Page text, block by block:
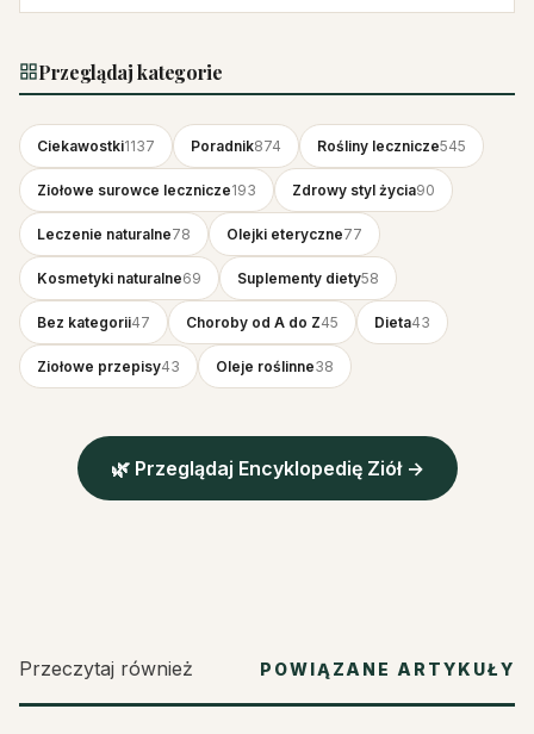
Przeglądaj kategorie
Ciekawostki1137 Poradnik874 Rośliny lecznicze545
Ziołowe surowce lecznicze193 Zdrowy styl życia90
Leczenie naturalne78 Olejki eteryczne77
Kosmetyki naturalne69 Suplementy diety58
Bez kategorii47 Choroby od A do Z45 Dieta43
Ziołowe przepisy43 Oleje roślinne38
🌿 Przeglądaj Encyklopedię Ziół →
Przeczytaj również POWIĄZANE ARTYKUŁY